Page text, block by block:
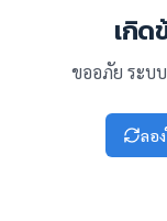
เกิด
ขออภัย ระบ
ลอ